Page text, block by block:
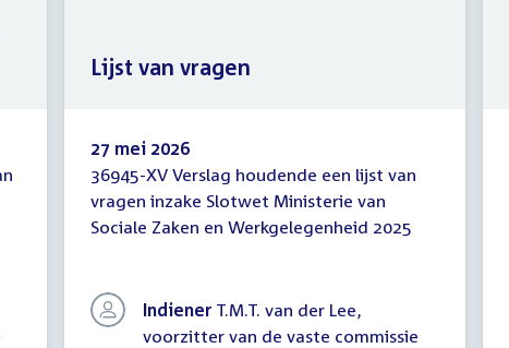
Lijst
van
vragen
27 mei 2026
36945-XV Verslag houdende een lijst van
vragen inzake Slotwet Ministerie van
Sociale Zaken en Werkgelegenheid 2025
Indiener T.M.T. van der Lee,
voorzitter van de vaste commissie
Lijst van vragen